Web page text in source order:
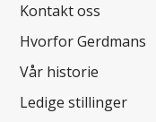
Kontakt oss
Hvorfor Gerdmans
Vår historie
Ledige stillinger